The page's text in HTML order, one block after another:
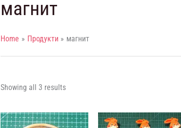
магнит
Home Продукти магнит
Showing all 3 results